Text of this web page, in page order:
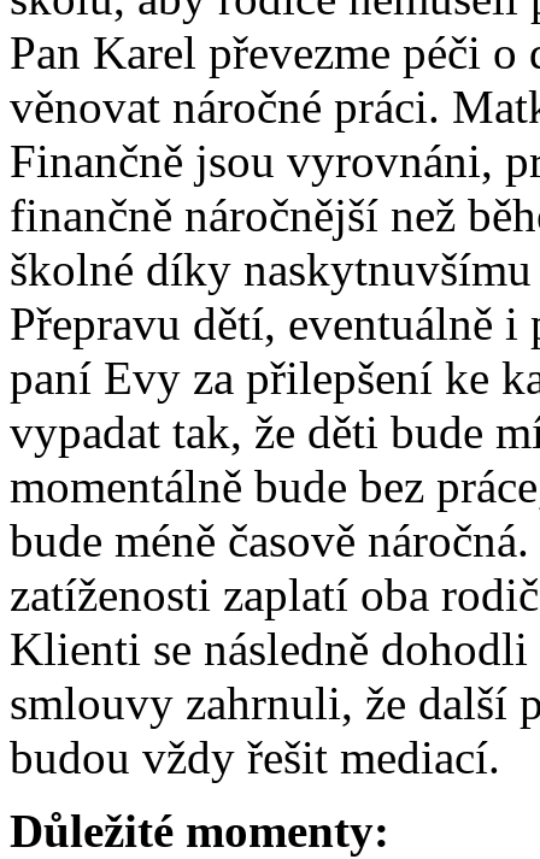
Pan Karel převezme péči o
věnovat náročné práci.
Finančně jsou vyrovnáni,
finančně náročnější než
školné díky
Přepravu dětí, eventuálně
paní Evy za přilepšení ke
vypadat tak, že děti bude
momentálně bude bez
bude méně časově
zatíženosti zaplatí oba
Klienti se následně
smlouvy zahrnuli, že další
budou vždy řešit mediací.
Důležité momenty: